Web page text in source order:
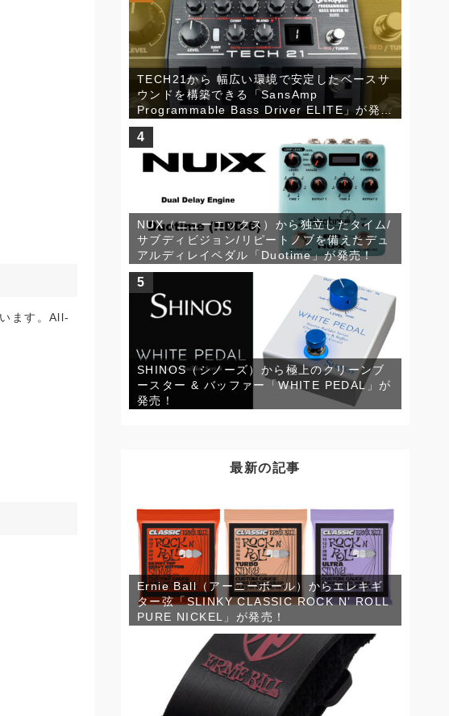
ます。All-
TECH21から 幅広い環境で安定したベースサ
ウンドを構築できる「SansAmp
Programmable Bass Driver ELITE」が発
売！
4
NUX（ニューエックス）から独立したタイム/
サブディビジョン/リピートノブを備えたデュ
アルディレイペダル「Duotime」が発売！
5
SHINOS（シノーズ）から極上のクリーンブ
ースター & バッファー「WHITE PEDAL」が
発売！
最新の記事
Ernie Ball（アーニーボール）からエレキギ
ター弦「SLINKY CLASSIC ROCK N’ ROLL
PURE NICKEL」が発売！